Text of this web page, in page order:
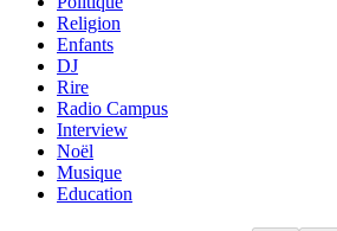
Religion
Enfants
DJ
Rire
Radio Campus
Interview
Noël
Musique
Education